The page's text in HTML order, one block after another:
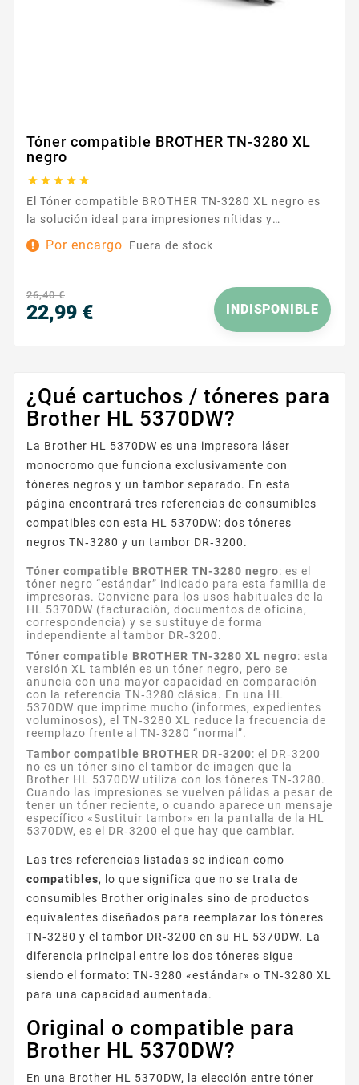
Tóner compatible BROTHER TN-3280 XL
negro
    
El Tóner compatible BROTHER TN-3280 XL negro es
la solución ideal para impresiones nítidas y
constantes en el día a día. Diseñado para impresoras
Brother que aceptan las referencias TN3230/TN3280
trabajas en la oficina como en casa. Su negro intenso
garantiza un texto preciso y legible, así...
Por encargo Fuera de stock
26,40 €
22,99 € INDISPONIBLE
¿Qué cartuchos / tóneres para
Brother HL 5370DW?
La Brother HL 5370DW es una impresora láser
monocromo que funciona exclusivamente con
tóneres negros y un tambor separado. En esta
página encontrará tres referencias de consumibles
compatibles con esta HL 5370DW: dos tóneres
negros TN‑3280 y un tambor DR‑3200.
Tóner compatible BROTHER TN-3280 negro: es el
tóner negro “estándar” indicado para esta familia de
impresoras. Conviene para los usos habituales de la
HL 5370DW (facturación, documentos de oficina,
correspondencia) y se sustituye de forma
independiente al tambor DR‑3200.
Tóner compatible BROTHER TN-3280 XL negro: esta
versión XL también es un tóner negro, pero se
anuncia con una mayor capacidad en comparación
con la referencia TN‑3280 clásica. En una HL
5370DW que imprime mucho (informes, expedientes
voluminosos), el TN‑3280 XL reduce la frecuencia de
reemplazo frente al TN‑3280 “normal”.
Tambor compatible BROTHER DR-3200: el DR‑3200
no es un tóner sino el tambor de imagen que la
Brother HL 5370DW utiliza con los tóneres TN‑3280.
Cuando las impresiones se vuelven pálidas a pesar de
tener un tóner reciente, o cuando aparece un mensaje
específico «Sustituir tambor» en la pantalla de la HL
5370DW, es el DR‑3200 el que hay que cambiar.
Las tres referencias listadas se indican como
compatibles, lo que significa que no se trata de
consumibles Brother originales sino de productos
equivalentes diseñados para reemplazar los tóneres
TN‑3280 y el tambor DR‑3200 en su HL 5370DW. La
diferencia principal entre los dos tóneres sigue
siendo el formato: TN‑3280 «estándar» o TN‑3280 XL
para una capacidad aumentada.
Original o compatible para
Brother HL 5370DW?
En una Brother HL 5370DW, la elección entre tóner